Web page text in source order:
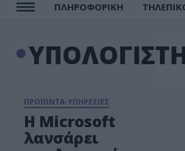
ΠΛΗΡΟΦΟΡΙΚΗ
ΠΡΟΪΟΝΤΑ-ΥΠΗΡΕΣΙΕΣ
Η Microsoft
λανσάρει